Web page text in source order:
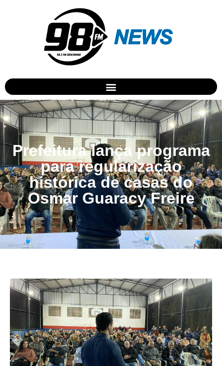
Prefeitura lança programa
para regularização
histórica de casas do
Osmar Guaracy Freire